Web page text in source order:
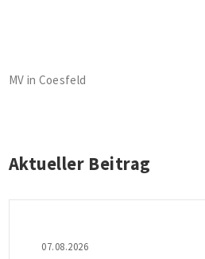
MV in Coesfeld
Aktueller Beitrag
07.08.2026